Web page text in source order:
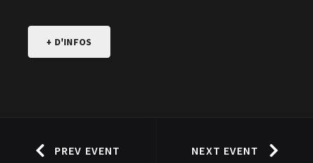
+ D'INFOS
PREV EVENT NEXT EVENT